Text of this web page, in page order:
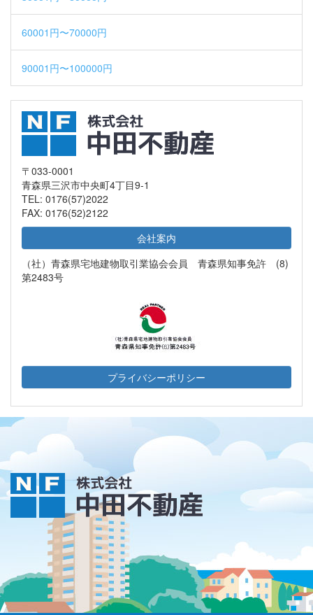
60001円〜70000円
90001円〜100000円
〒033-0001
青森県三沢市中央町4丁目9-1
TEL: 0176(57)2022
FAX: 0176(52)2122
会社案内
（社）青森県宅地建物取引業協会会員 青森県知事免許 (8)
第2483号
プライバシーポリシー